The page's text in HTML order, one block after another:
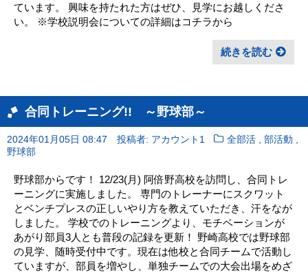
ています。 興味を持たれた方はぜひ、見学にお越しくださ
い。 ※学校説明会についての詳細はコチラから
続きを読む
合同トレーニング!! ～野球部～
2024年01月05日 08:47 投稿者: アカウント1 全部活 ,部活動 ,
野球部
野球部からです！ 12/23(月) 阿倍野高校を訪問し、合同トレ
ーニングに実施しました。 専門のトレーナーにスクワット
とベンチプレスの正しいやり方を教えていただき、汗をなが
しました。 学校でのトレーニングより、モチベーションが
あがり部員3人とも普段の記録を更新！ 野崎高校では野球部
の見学、随時受付中です。現在は他校と合同チームで活動し
ていますが、部員を増やし、単独チームでの大会出場をめざ